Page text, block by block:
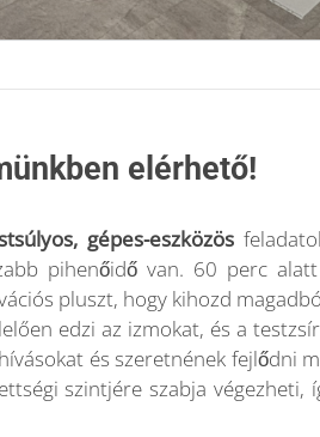
elérhető!
gépes-eszközös
pihenőidő van. 60 perc
pluszt, hogy kihozd
edzi az izmokat, és a
és szeretnének fejlődni
szintjére szabja végezheti,